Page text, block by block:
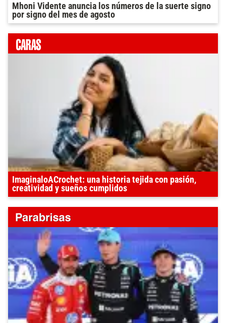
Mhoni Vidente anuncia los números de la suerte signo
por signo del mes de agosto
ImaginaloACrochet: una historia tejida con pasión,
creatividad y sueños cumplidos